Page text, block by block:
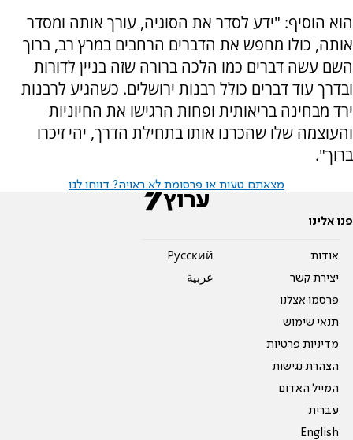
הוא הוסיף: "ידע לסדר את הסוגיה, עורך אותה ומסדר
אותה, כולו מחפש את הדברים הרחבים במרץ רב, ברוך
השם עשה דברים כמו הלכה ברורה שזה בניין לדורות
ובדרך עוד דברים כולל רבנות ירושלים. כשהגיע לרבנות
ירד מבחינה בריאותית ופחות הרגישו את החיוניות
והעוצמה שלו שהכרנו אותו בתחילת הדרך, יהי זיכרו
ברוך".
מצאתם טעות או פרסומת לא ראויה? דווחו לנו
פנו אלינו
אודות
יצירת קשר
פרסמו אצלנו
תנאי שימוש
מדיניות פרטיות
הצהרת נגישות
המייל האדום
עברית
English
Pусский
عربية